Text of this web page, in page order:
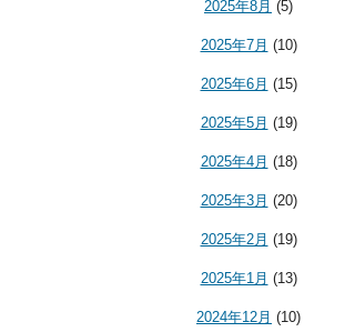
2025年8月 (5)
2025年7月 (10)
2025年6月 (15)
2025年5月 (19)
2025年4月 (18)
2025年3月 (20)
2025年2月 (19)
2025年1月 (13)
2024年12月 (10)